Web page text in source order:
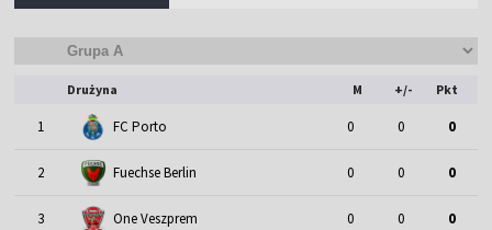
Drużyna M +/- Pkt
1 FC Porto 0 0 0
2 Fuechse Berlin 0 0 0
3 One Veszprem 0 0 0